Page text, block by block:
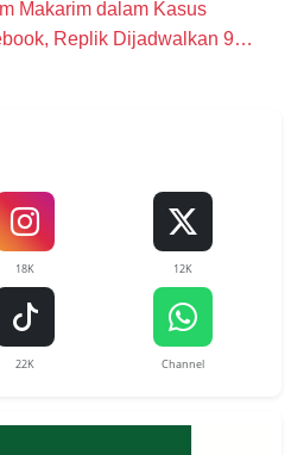
Makarim dalam Kasus
Replik Dijadwalkan 9
18K 12K
22K Channel